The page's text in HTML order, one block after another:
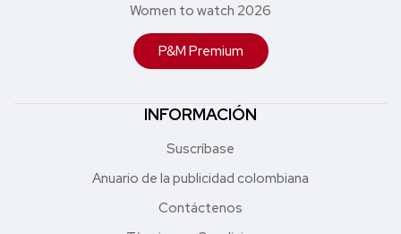
Women to watch 2026
P&M Premium
INFORMACIÓN
Suscríbase
Anuario de la publicidad colombiana
Contáctenos